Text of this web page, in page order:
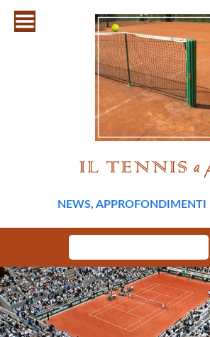
NEWS, APPROFONDIMENTI
per: